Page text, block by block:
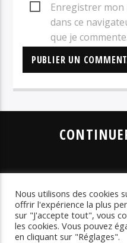
Enregistrer mon
dans ce
que je commente.
LES SÉLECTIONS
LES CHRONIQUES
LES INTERVIEWS
LA
WEBRADIO
LES
PLAYLISTS
Nous utilisons des cookies
offrir l'expérience la plus
sur "J'accepte tout", vous
les cookies. Vous pouvez
en cliquant sur "Réglages".